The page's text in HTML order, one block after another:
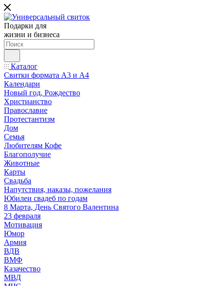
Подарки для
жизни и бизнеса
Каталог
Свитки формата А3 и А4
Календари
Новый год, Рождество
Христианство
Православие
Протестантизм
Дом
Семья
Любителям Кофе
Благополучие
Животные
Карты
Свадьба
Напутствия, наказы, пожелания
Юбилеи свадеб по годам
8 Марта, День Святого Валентина
23 февраля
Мотивация
Юмор
Армия
ВДВ
ВМФ
Казачество
МВД